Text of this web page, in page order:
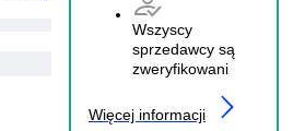
Wszyscy
sprzedawcy są
zweryfikowani
Więcej informacji